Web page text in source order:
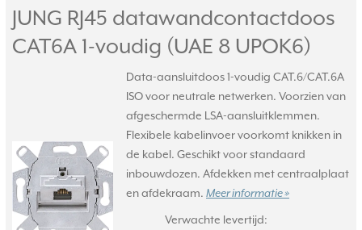
JUNG RJ45 datawandcontactdoos
CAT6A 1-voudig (UAE 8 UPOK6)
Data-aansluitdoos 1-voudig CAT.6/CAT.6A
ISO voor neutrale netwerken. Voorzien van
afgeschermde LSA-aansluitklemmen.
Flexibele kabelinvoer voorkomt knikken in
de kabel. Geschikt voor standaard
inbouwdozen. Afdekken met centraalplaat
en afdekraam. Meer informatie »
Verwachte levertijd: